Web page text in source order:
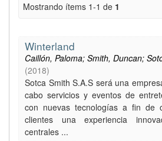
Mostrando ítems 1-1 de 1
Winterland
Caillón, Paloma; Smith, Duncan;
(2018)
Sotca Smith S.A.S será una
cabo servicios y eventos de
con nuevas tecnologías a fin de
clientes una experiencia
centrales ...